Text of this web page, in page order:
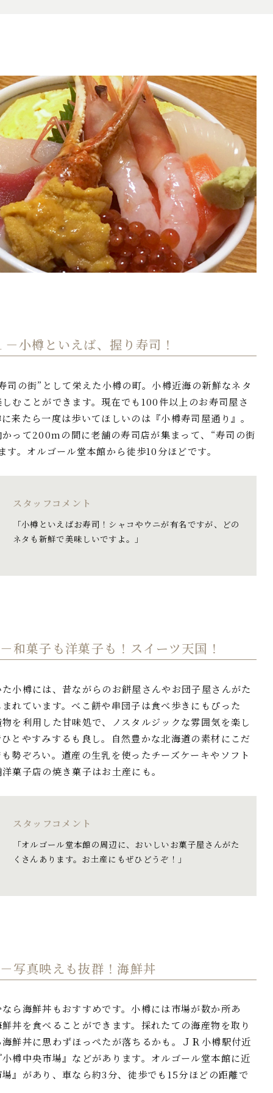
－小樽といえば、握り寿司！
司の街”として栄えた小樽の町。小樽近海の新鮮なネタ
むことができます。現在でも100件以上のお寿司屋さ
来たら一度は歩いてほしいのは『小樽寿司屋通り』。
って200mの間に老舗の寿司店が集まって、“寿司の街
す。オルゴール堂本館から徒歩10分ほどです。
スタッフコメント
「小樽といえばお寿司！シャコやウニが有名ですが、どの
ネタも新鮮で美味しいですよ。」
和菓子も洋菓子も！スイーツ天国！
小樽には、昔ながらのお餅屋さんやお団子屋さんがた
れています。べこ餅や串団子は食べ歩きにもぴった
を利用した甘味処で、ノスタルジックな雰囲気を楽し
とやすみするも良し。自然豊かな北海道の素材にこだ
勢ぞろい。道産の生乳を使ったチーズケーキやソフト
菓子店の焼き菓子はお土産にも。
スタッフコメント
「オルゴール堂本館の周辺に、おいしいお菓子屋さんがた
くさんあります。お土産にもぜひどうぞ！」
写真映えも抜群！海鮮丼
ら海鮮丼もおすすめです。小樽には市場が数か所あ
丼を食べることができます。採れたての海産物を取り
鮮丼に思わずほっぺたが落ちるかも。ＪＲ小樽駅付近
樽中央市場』などがあります。オルゴール堂本館に近
』があり、車なら約3分、徒歩でも15分ほどの距離で